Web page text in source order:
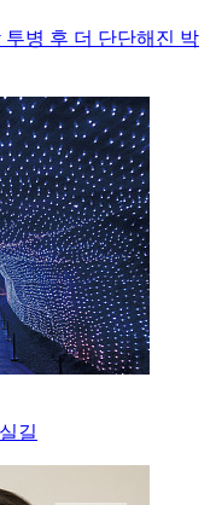
병 후 더 단단해진 박
길